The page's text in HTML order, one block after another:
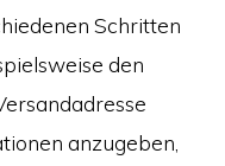
Schritten
den
anzugeben,